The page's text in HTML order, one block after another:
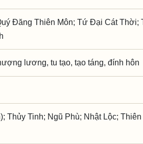
Đăng Thiên Môn; Tứ Đại Cát Thời;
lương, tu tạo, tạo táng, đính hôn
Thủy Tinh; Ngũ Phù; Nhật Lộc;